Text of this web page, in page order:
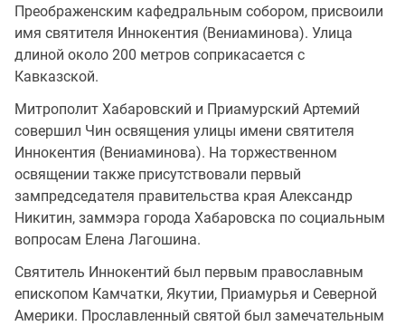
Преображенским кафедральным собором, присвоили
имя святителя Иннокентия (Вениаминова). Улица
длиной около 200 метров соприкасается с
Кавказской.
Митрополит Хабаровский и Приамурский Артемий
совершил Чин освящения улицы имени святителя
Иннокентия (Вениаминова). На торжественном
освящении также присутствовали первый
зампредседателя правительства края Александр
Никитин, заммэра города Хабаровска по социальным
вопросам Елена Лагошина.
Святитель Иннокентий был первым православным
епископом Камчатки, Якутии, Приамурья и Северной
Америки. Прославленный святой был замечательным